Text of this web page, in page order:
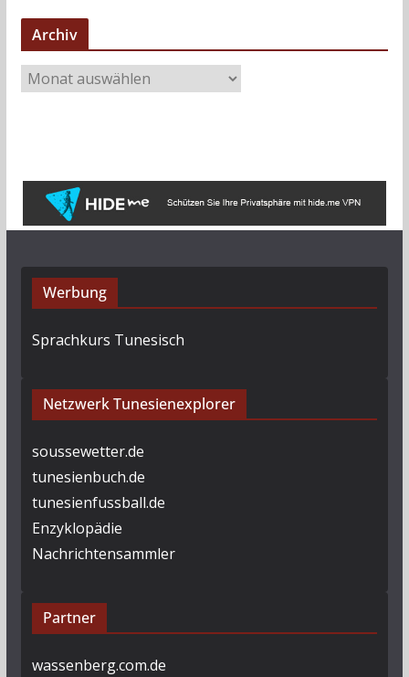
Archiv
r
Werbung
Sprachkurs Tunesisch
Netzwerk Tunesienexplorer
soussewetter.de
tunesienbuch.de
tunesienfussball.de
Enzyklopädie
Nachrichtensammler
Partner
wassenberg.com.de